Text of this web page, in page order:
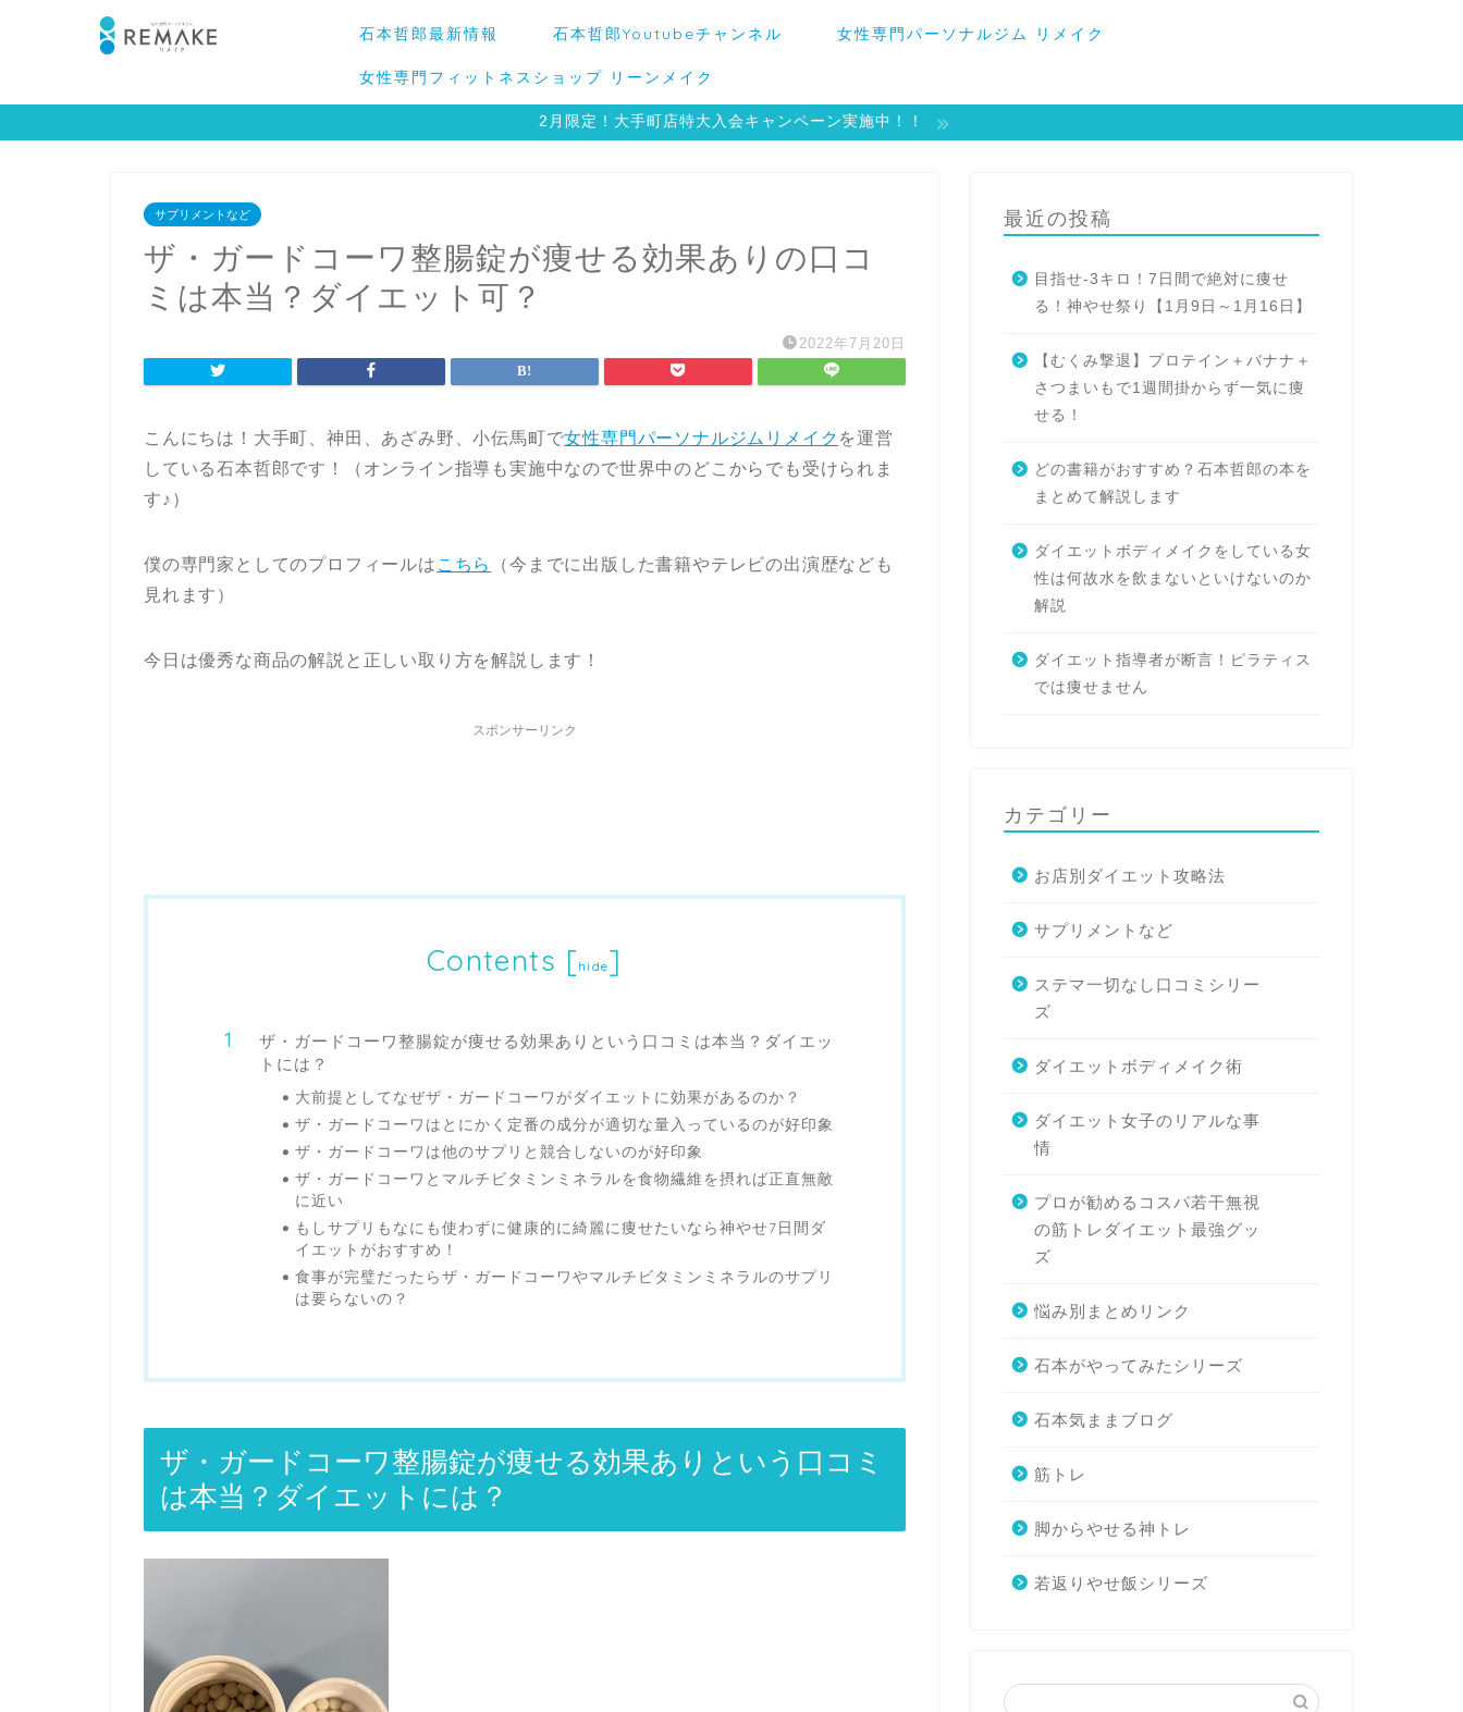
石本哲郎最新情報 石本哲郎Youtubeチャンネル 女性専門パーソナルジム リメイク
女性専門フィットネスショップ リーンメイク
2月限定！大手町店特大入会キャンペーン実施中！！
サプリメントなど
ザ・ガードコーワ整腸錠が痩せる効果ありの口コ
ミは本当？ダイエット可？
2022年7月20日
こんにちは！大手町、神田、あざみ野、小伝馬町で女性専門パーソナルジムリメイク を運営
している石本哲郎です！（オンライン指導も実施中なので世界中のどこからでも受けられま
す♪）
僕の専門家としてのプロフィールは こちら
（今までに出版した書籍やテレビの出演歴なども
見れます）
今日は優秀な商品の解説と正しい取り方を解説します！
スポンサーリンク
Contents [hide]
ザ・ガードコーワ整腸錠が痩せる効果ありという口コミは本当？ダイエッ
トには？
大前提としてなぜザ・ガードコーワがダイエットに効果があるのか？
ザ・ガードコーワはとにかく定番の成分が適切な量入っているのが好印象
ザ・ガードコーワは他のサプリと競合しないのが好印象
ザ・ガードコーワとマルチビタミンミネラルを食物繊維を摂れば正直無敵
に近い
もしサプリもなにも使わずに健康的に綺麗に痩せたいなら神やせ7日間ダ
イエットがおすすめ！
食事が完璧だったらザ・ガードコーワやマルチビタミンミネラルのサプリ
は要らないの？
ザ・ガードコーワ整腸錠が痩せる効果ありという口コミ
は本当？ダイエットには？
最近の投稿
目指せ-3キロ！7日間で絶対に痩せ
る！神やせ祭り【1月9日～1月16日】
【むくみ撃退】プロテイン＋バナナ＋
さつまいもで1週間掛からず一気に痩
せる！
どの書籍がおすすめ？石本哲郎の本を
まとめて解説します
ダイエットボディメイクをしている女
性は何故水を飲まないといけないのか
解説
ダイエット指導者が断言！ピラティス
では痩せません
カテゴリー
お店別ダイエット攻略法
サプリメントなど
ステマ一切なし口コミシリー
ズ
ダイエットボディメイク術
ダイエット女子のリアルな事
情
プロが勧めるコスパ若干無視
の筋トレダイエット最強グッ
ズ
悩み別まとめリンク
石本がやってみたシリーズ
石本気ままブログ
筋トレ
脚からやせる神トレ
若返りやせ飯シリーズ